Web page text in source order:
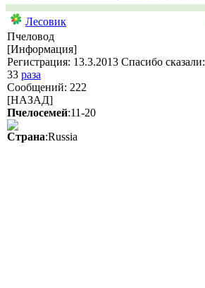
Лесовик
Пчеловод
[Информация]
Регистрация: 13.3.2013 Спасибо сказали:
33 раза
Сообщений: 222
[НАЗАД]
Пчелосемей:11-20
Страна:Russia